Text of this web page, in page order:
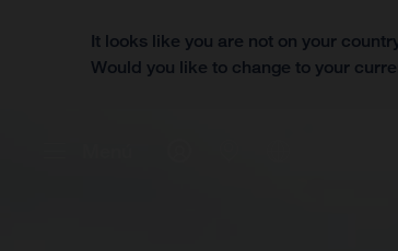
It looks like you are not on your
Would you like to change to your